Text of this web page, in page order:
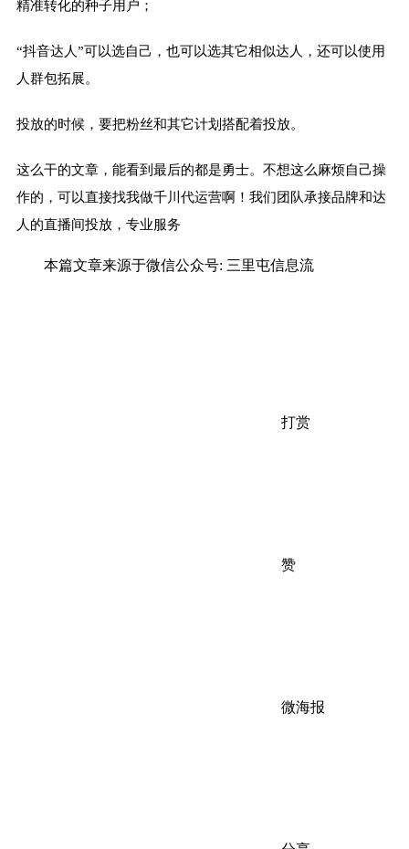
精准转化的种子用户；
“抖音达人”可以选自己，也可以选其它相似达人，还可以使用
人群包拓展。
投放的时候，要把粉丝和其它计划搭配着投放。
这么干的文章，能看到最后的都是勇士。不想这么麻烦自己操
作的，可以直接找我做千川代运营啊！我们团队承接品牌和达
人的直播间投放，专业服务
本篇文章来源于微信公众号: 三里屯信息流
打赏
赞
微海报